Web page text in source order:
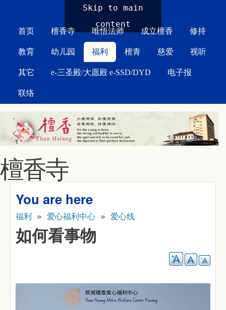
Skip to main
content
首页 檀香寺 唯悟法师 成立檀香 修持
教育 幼儿园 福利 檀青 慈爱 视听
其它 e-三圣殿/大愿殿 e-SSD/DYD 电子报
联络
檀香寺
You are here
福利 » 爱心福利中心 » 爱心线
如何看事物